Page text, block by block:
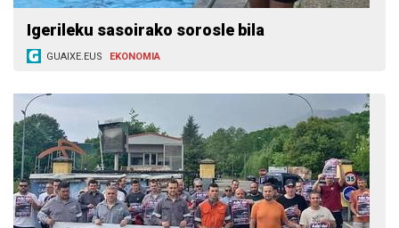
Igerileku sasoirako sorosle bila
GUAIXE.EUS EKONOMIA